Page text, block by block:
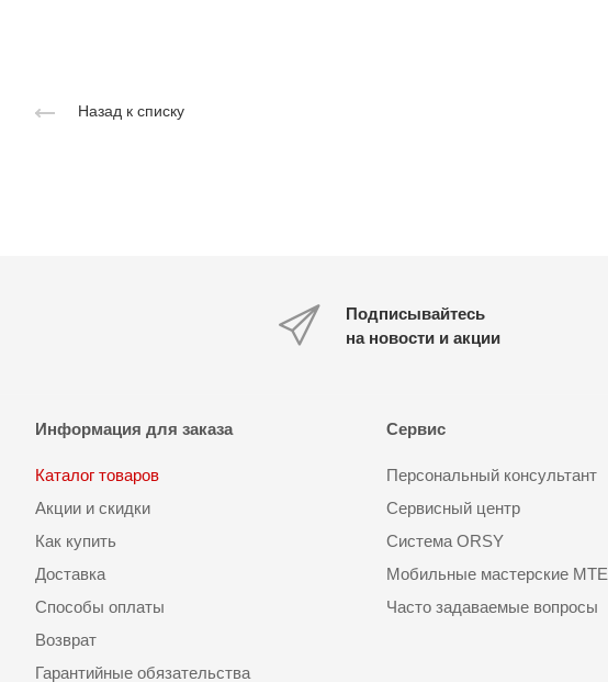
Назад к списку
Подписывайтесь
на новости и акции
Информация для заказа
Каталог товаров
Акции и скидки
Как купить
Доставка
Способы оплаты
Возврат
Гарантийные обязательства
Сервис
Персональный консультант
Сервисный центр
Система ORSY
Мобильные мастерские MTE
Часто задаваемые вопросы